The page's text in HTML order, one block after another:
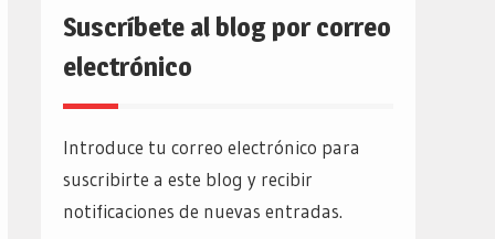
Suscríbete al blog por correo
electrónico
Introduce tu correo electrónico para
suscribirte a este blog y recibir
notificaciones de nuevas entradas.